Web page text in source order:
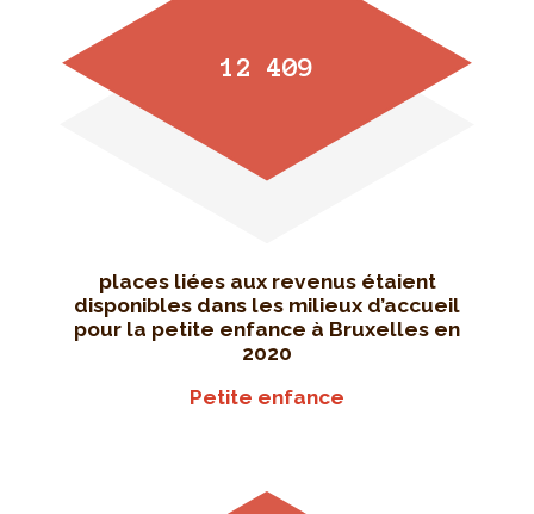
12 409
places liées aux revenus étaient
disponibles dans les milieux d’accueil
pour la petite enfance à Bruxelles en
2020
Petite enfance